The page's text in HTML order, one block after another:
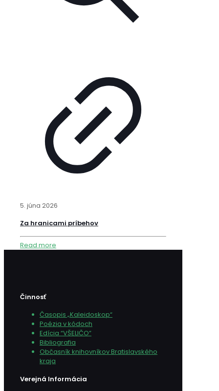
5. júna 2026
Za hranicami príbehov
Read more
Činnosť
Časopis „Kaleidoskop“
Poézia v kódoch
Edícia “VŠELIČO”
Bibliografia
Občasník knihovníkov Bratislavského
kraja
Verejná Informácia